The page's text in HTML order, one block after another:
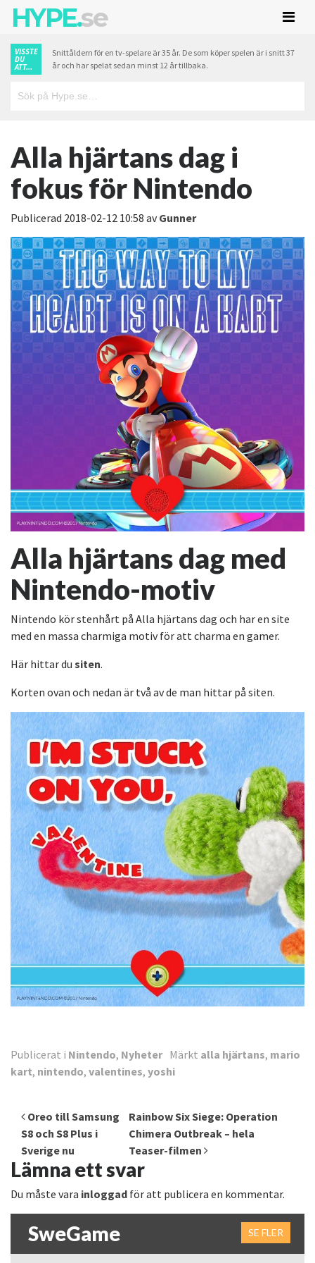
HYPE.se
VISSTE
DU
ATT...
Snittåldern för en tv-spelare är 35 år. De som köper spelen är i snitt 37
år och har spelat sedan minst 12 år tillbaka.
Alla hjärtans dag i
fokus för Nintendo
Publicerad 2018-02-12 10:58 avGunner
Alla hjärtans dag med
Nintendo-motiv
Nintendo kör stenhårt på Alla hjärtans dag och har en site
med en massa charmiga motiv för att charma en gamer.
Här hittar du siten.
Korten ovan och nedan är två av de man hittar på siten.
Publicerat i Nintendo, Nyheter Märkt alla hjärtans, mario
kart, nintendo, valentines, yoshi
Inläggsnavigering
Oreo till Samsung
S8 och S8 Plus i
Sverige nu
Rainbow Six Siege: Operation
Chimera Outbreak – hela
Teaser-filmen
Lämna ett svar
Du måste vara inloggad för att publicera en kommentar.
SweGame SE FLER